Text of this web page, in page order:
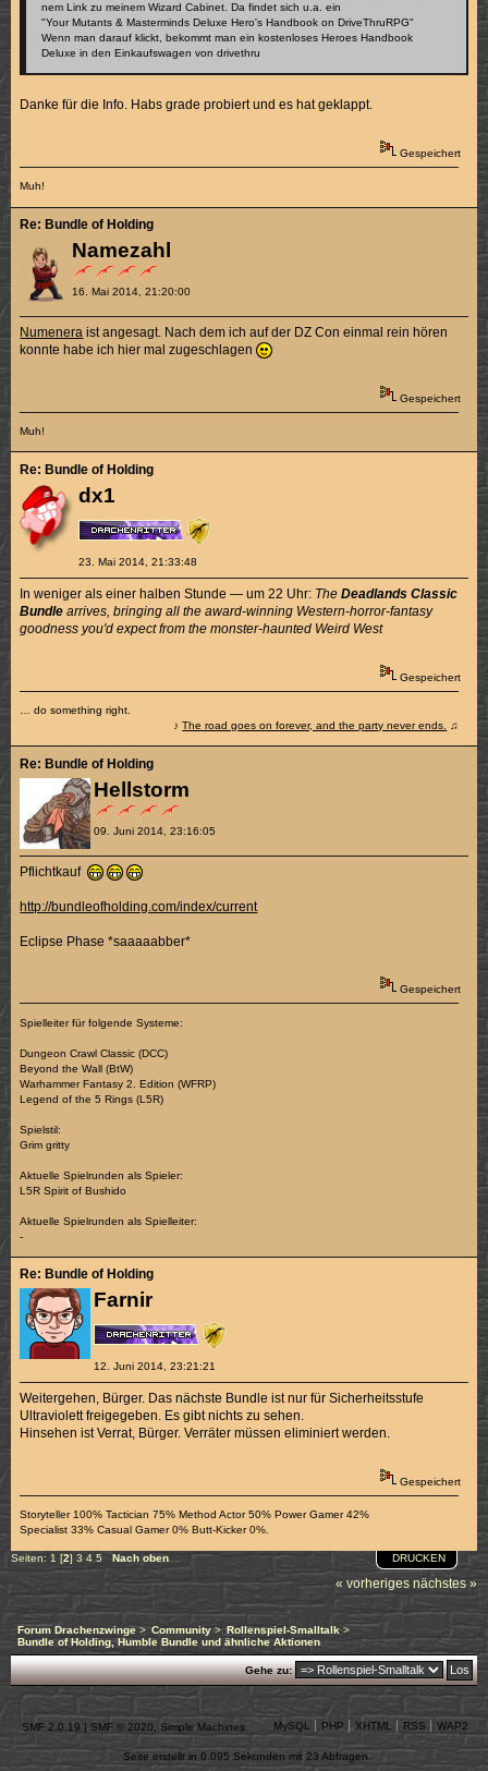
nem Link zu meinem Wizard Cabinet. Da findet sich u.a. ein
"Your Mutants & Masterminds Deluxe Hero's Handbook on DriveThruRPG"
Wenn man darauf klickt, bekommt man ein kostenloses Heroes Handbook
Deluxe in den Einkaufswagen von drivethru
Danke für die Info. Habs grade probiert und es hat geklappt.
Gespeichert
Muh!
Namezahl
16. Mai 2014, 21:20:00
Re: Bundle of Holding
Numenera ist angesagt. Nach dem ich auf der DZ Con einmal rein hören
konnte habe ich hier mal zugeschlagen
Gespeichert
Muh!
dx1
23. Mai 2014, 21:33:48
Re: Bundle of Holding
In weniger als einer halben Stunde — um 22 Uhr: TheDeadlands Classic
Bundle arrives, bringing all the award-winning Western-horror-fantasy
goodness you'd expect from the monster-haunted Weird West
Gespeichert
… do something right.
♪The road goes on forever, and the party never ends. ♫
Hellstorm
09. Juni 2014, 23:16:05
Re: Bundle of Holding
Pflichtkauf
http://bundleofholding.com/index/current
Eclipse Phase *saaaaabber*
Gespeichert
Spielleiter für folgende Systeme:
Dungeon Crawl Classic (DCC)
Beyond the Wall (BtW)
Warhammer Fantasy 2. Edition (WFRP)
Legend of the 5 Rings (L5R)
Spielstil:
Grim gritty
Aktuelle Spielrunden als Spieler:
L5R Spirit of Bushido
Aktuelle Spielrunden als Spielleiter:
-
Farnir
12. Juni 2014, 23:21:21
Re: Bundle of Holding
Weitergehen, Bürger. Das nächste Bundle ist nur für Sicherheitsstufe
Ultraviolett freigegeben. Es gibt nichts zu sehen.
Hinsehen ist Verrat, Bürger. Verräter müssen eliminiert werden.
Gespeichert
Storyteller 100% Tactician 75% Method Actor 50% Power Gamer 42%
Specialist 33% Casual Gamer 0% Butt-Kicker 0%.
DRUCKEN
Seiten: 1 [2] 3 4 5 Nach oben
« vorheriges nächstes »
Forum Drachenzwinge > Community> Rollenspiel-Smalltalk>
Bundle of Holding, Humble Bundle und ähnliche Aktionen
Gehe zu:
SMF 2.0.19 SMF © 2020, Simple Machines MySQL PHP XHTML RSS WAP2
Seite erstellt in 0.095 Sekunden mit 23 Abfragen.